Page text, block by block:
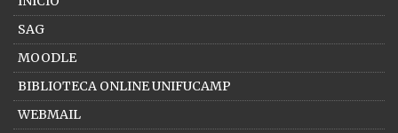
SAG
MOODLE
BIBLIOTECA ONLINE UNIFUCAMP
WEBMAIL